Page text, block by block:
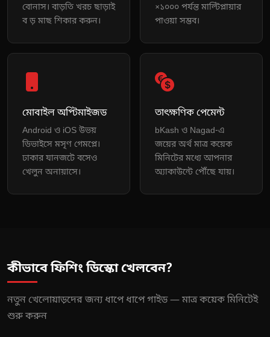
বোনাস। বাড়তি খরচ ছাড়াই
ব ড় মাছ শিকার করুন।
×১০০০ পর্যন্ত মাল্টিপ্লায়ার
পাওয়া সম্ভব।
মোবাইল অপ্টিমাইজড
Android ও iOS উভয়
ডিভাইসে মসৃণ গেমপ্লে।
ঢাকার যানজটে বসেও
খেলুন অনায়াসে।
তাৎক্ষণিক পেমেন্ট
bKash ও Nagad-এ
জয়ের অর্থ মাত্র কয়েক
মিনিটের মধ্যে আপনার
অ্যাকাউন্টে পৌঁছে যায়।
কীভাবে ফিশিং ডিস্কো খেলবেন?
নতুন খেলোয়াড়দের জন্য ধাপে ধাপে গাইড — মাত্র কয়েক মিনিটেই
শুরু করুন